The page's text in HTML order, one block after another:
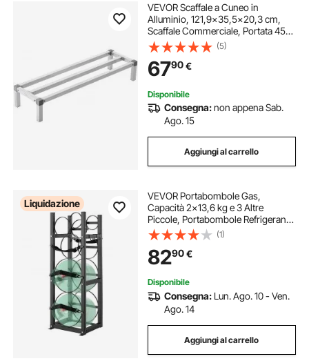
VEVOR Scaffale a Cuneo in
Alluminio, 121,9x35,5x20,3 cm,
Scaffale Commerciale, Portata 454
kg, Montaggio Facile, Scaffale a
Cuneo per Conservazione Alimenti
a Pavimento, in Ristoranti, Cucine,
Garage
(5)
6790€
Disponibile
Consegna:non appena Sab.
Ago. 15
Aggiungi al carrello
Liquidazione
VEVOR Portabombole Gas,
Capacità 2x13,6 kg e 3 Altre
Piccole, Portabombole Refrigerante
32,5x33x92,8 cm, Scaffale in
Acciaio per Freon, Gas, Ossigeno,
Azoto, Refrigerante
(1)
8290€
Disponibile
Consegna: Lun. Ago. 10 - Ven.
Ago. 14
Aggiungi al carrello